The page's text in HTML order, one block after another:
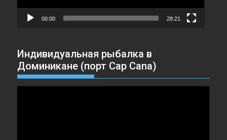
00:00 28:21
Индивидуальная рыбалка в
Доминикане (порт Cap Cana)